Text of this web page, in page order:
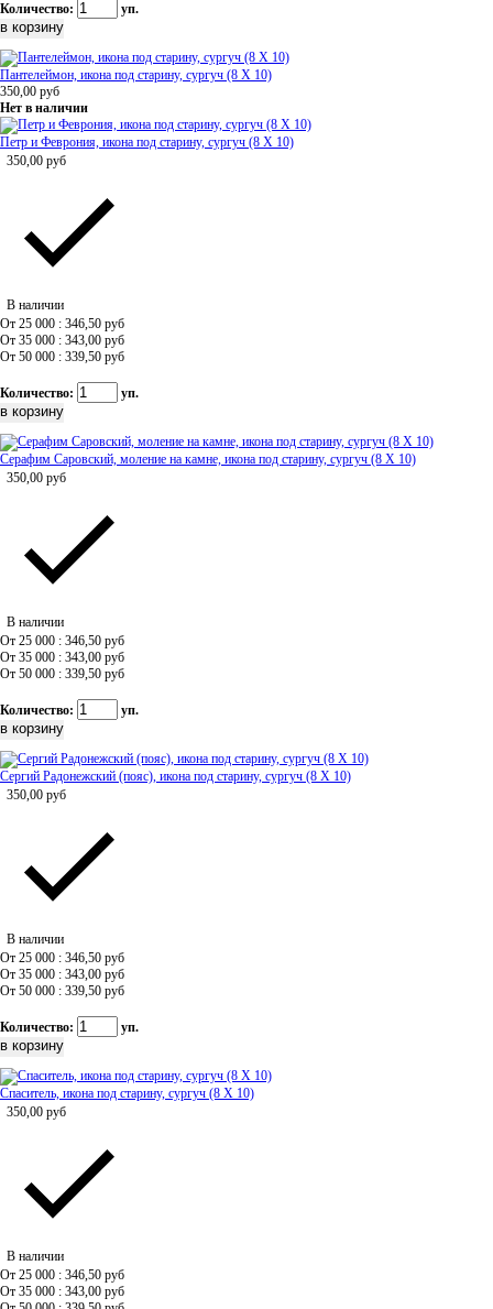
Количество: уп.
Пантелеймон, икона под старину, сургуч (8 Х 10)
350,00 руб
Нет в наличии
Петр и Феврония, икона под старину, сургуч (8 Х 10)
350,00 руб
В наличии
От 25 000 : 346,50 руб
От 35 000 : 343,00 руб
От 50 000 : 339,50 руб
Количество: уп.
Серафим Саровский, моление на камне, икона под старину, сургуч (8 Х 10)
350,00 руб
В наличии
От 25 000 : 346,50 руб
От 35 000 : 343,00 руб
От 50 000 : 339,50 руб
Количество: уп.
Сергий Радонежский (пояс), икона под старину, сургуч (8 Х 10)
350,00 руб
В наличии
От 25 000 : 346,50 руб
От 35 000 : 343,00 руб
От 50 000 : 339,50 руб
Количество: уп.
Спаситель, икона под старину, сургуч (8 Х 10)
350,00 руб
В наличии
От 25 000 : 346,50 руб
От 35 000 : 343,00 руб